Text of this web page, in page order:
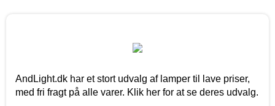
AndLight.dk har et stort udvalg af lamper til lave priser,
med fri fragt på alle varer. Klik her for at se deres udvalg.